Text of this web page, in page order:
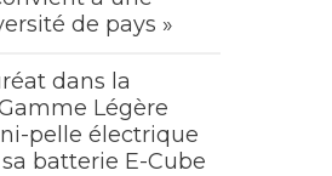
de pays »
dans la
Légère
pelle électrique
sa batterie E-Cube